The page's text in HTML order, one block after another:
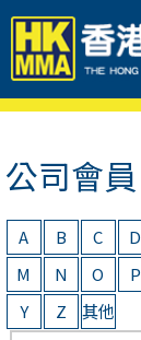
公司會員
A B C D
M
N O P
Y
Z 其他